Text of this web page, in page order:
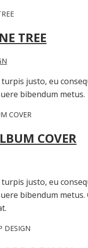
TREE
justo, eu
bibendum metus.
COVER
justo, eu
bibendum metus.